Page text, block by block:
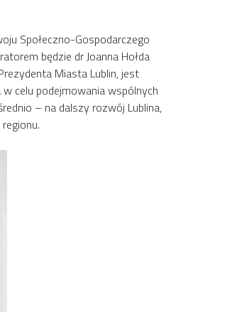
Społeczno-Gospodarczego
będzie dr Joanna Hołda
Miasta Lublin, jest
celu podejmowania wspólnych
– na dalszy rozwój Lublina,